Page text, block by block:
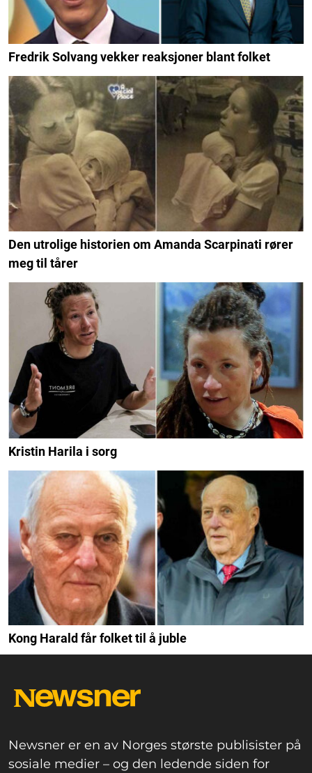
Fredrik Solvang vekker reaksjoner blant folket
Den utrolige historien om Amanda Scarpinati rører
meg til tårer
Kristin Harila i sorg
Kong Harald får folket til å juble
Newsner er en av Norges største publisister på
sosiale medier – og den ledende siden for